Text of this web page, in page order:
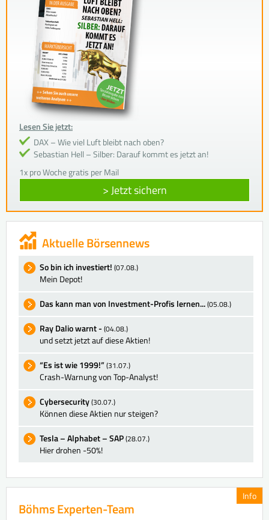
Lesen Sie jetzt:
DAX – Wie viel Luft bleibt nach oben?
Sebastian Hell – Silber: Darauf kommt es jetzt an!
1x pro Woche gratis per Mail
> Jetzt sichern
Aktuelle Börsennews
So bin ich investiert! (07.08.)
Mein Depot!
Das kann man von Investment-Profis lernen...(05.08.)
Ray Dalio warnt - (04.08.)
und setzt jetzt auf diese Aktien!
“Es ist wie 1999!”(31.07.)
Crash-Warnung von Top-Analyst!
Cybersecurity(30.07.)
Können diese Aktien nur steigen?
Tesla – Alphabet – SAP(28.07.)
Hier drohen -50%!
Info
Böhms Experten-Team